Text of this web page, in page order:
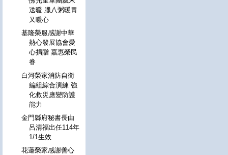
送暖 臘八粥暖胃
又暖心
基隆榮服感謝中華
熱心發展協會愛
心捐贈 嘉惠榮民
眷
白河榮家消防自衛
編組綜合演練 強
化救災應變防護
能力
金門縣府秘書長由
呂清福出任114年
1/1生效
花蓮榮家感謝善心